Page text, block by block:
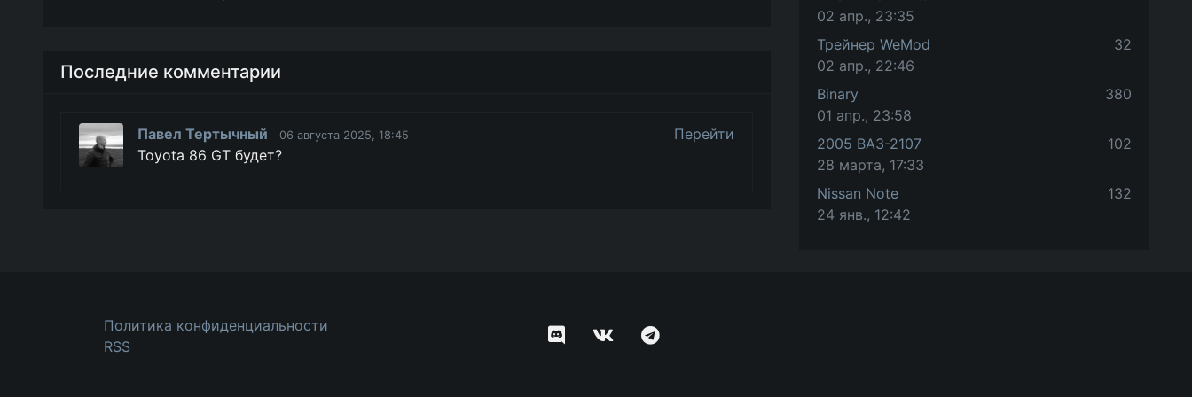
Последние комментарии
Павел Тертычный 06 августа 2025, 18:45
Перейти
Toyota 86 GT будет?
02 апр., 23:35
Трейнер WeMod
02 апр., 22:46
32
Binary
01 апр., 23:58
380
2005 ВАЗ-2107
28 марта, 17:33
102
Nissan Note
24 янв., 12:42
132
Политика конфиденциальности
RSS